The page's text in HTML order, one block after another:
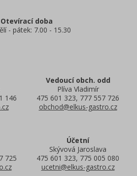
Otevírací doba
- pátek: 7.00 - 15.30
146
Vedoucí obch. odd
Plíva Vladimír
475 601 323, 777 557 726
obchod@elkus-gastro.cz
725
Účetní
Skývová Jaroslava
475 601 323, 775 005 080
ucetni@elkus-gastro.cz